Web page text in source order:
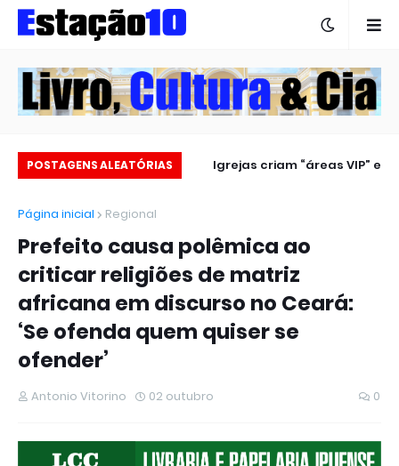
POSTAGENS ALEATÓRIAS
Igrejas criam “áreas VIP” e
10 no carnaval 2025
Página inicial Regional
Prefeito causa polêmica ao
criticar religiões de matriz
africana em discurso no Ceará:
‘Se ofenda quem quiser se
ofender’
Antonio Vitorino 02 outubro 0